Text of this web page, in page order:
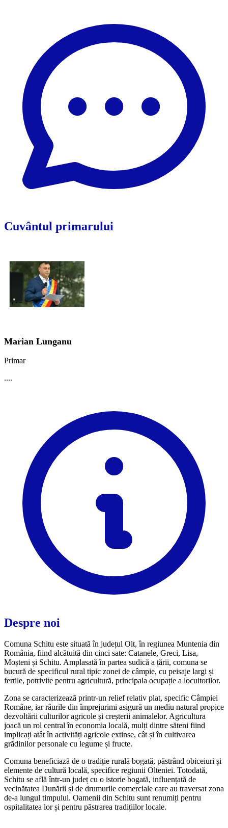
Cuvântul primarului
Marian Lunganu
Primar
....
Despre noi
Comuna Schitu este situată în județul Olt, în regiunea Muntenia din
România, fiind alcătuită din cinci sate: Catanele, Greci, Lisa,
Moșteni și Schitu. Amplasată în partea sudică a țării, comuna se
bucură de specificul rural tipic zonei de câmpie, cu peisaje largi și
fertile, potrivite pentru agricultură, principala ocupație a locuitorilor.
Zona se caracterizează printr-un relief relativ plat, specific Câmpiei
Române, iar râurile din împrejurimi asigură un mediu natural propice
dezvoltării culturilor agricole și creșterii animalelor. Agricultura
joacă un rol central în economia locală, mulți dintre săteni fiind
implicați atât în activități agricole extinse, cât și în cultivarea
grădinilor personale cu legume și fructe.
Comuna beneficiază de o tradiție rurală bogată, păstrând obiceiuri și
elemente de cultură locală, specifice regiunii Olteniei. Totodată,
Schitu se află într-un județ cu o istorie bogată, influențată de
vecinătatea Dunării și de drumurile comerciale care au traversat zona
de-a lungul timpului. Oamenii din Schitu sunt renumiți pentru
ospitalitatea lor și pentru păstrarea tradițiilor locale.